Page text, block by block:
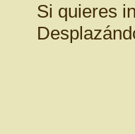
Si quieres